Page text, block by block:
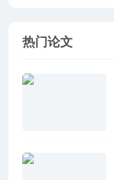
热门论文